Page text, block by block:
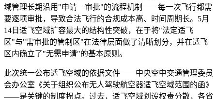
域管理长期沿用"申请—审批"的流程机制——每一次飞行都需
要逐项审批，导致合法飞行的合规成本高、时间周期长。5月
14日适飞空域扩容最大的结构性突破，在于将"法定适飞
区"与"需审批的管制区"在法律层面做了清晰划分，并在适飞
区内确立了"无需申请"的基本原则。
此次统一公布适飞空域的依据文件——中央空中交通管理委员
会办公室《关于组织公布无人驾驶航空器适飞空域范围的函》
——是关键的制度拐点。过去，适飞空域划设权责分散，各省